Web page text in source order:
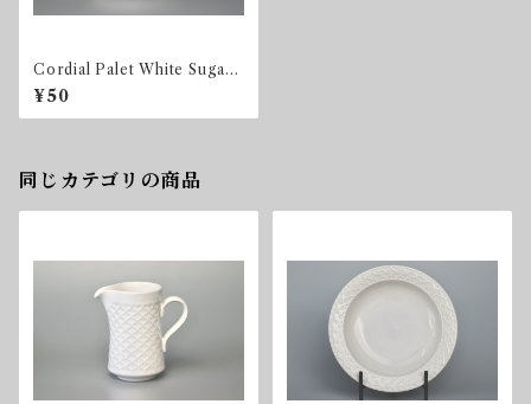
Cordial Palet White Sugar
Bowl
¥50
同じカテゴリの商品